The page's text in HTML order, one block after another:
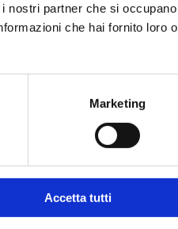
nostri partner che si occupano
che hai fornito loro o
Marketing
Accetta tutti